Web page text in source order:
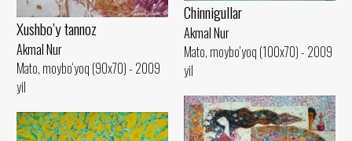
Chinnigullar
Akmal Nur
Mato, moybo‘yoq (100x70) - 2009
yil
Xushbo’y tannoz
Akmal Nur
Mato, moybo‘yoq (90x70) - 2009
yil